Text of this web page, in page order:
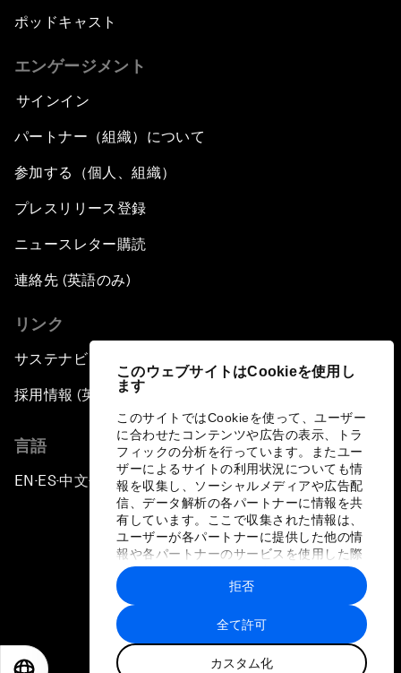
このウェブサイトはCookieを使用し
ます
このサイトではCookieを使って、ユーザー
に合わせたコンテンツや広告の表示、トラ
フィックの分析を行っています。またユー
ザーによるサイトの利用状況についても情
報を収集し、ソーシャルメディアや広告配
信、データ解析の各パートナーに情報を共
有しています。ここで収集された情報は、
ユーザーが各パートナーに提供した他の情
報や各パートナーのサービスを使用した際
に収集された情報と組み合わされ、各パー
トナーによって使用されることがありま
す。
全て許可
カスタム化
拒否
ポッドキャスト
エンゲージメント
サインイン
パートナー（組織）について
参加する（個人、組織）
プレスリリース登録
ニュースレター購読
連絡先 (英語のみ)
リンク
サステナビリティへの取り組み
採用情報 (英語のみ)
言語
EN ▪ ES▪中文▪ 日本語
プライバシーポリシーと利用規約
サイトマップ
©
世界経済フォーラム